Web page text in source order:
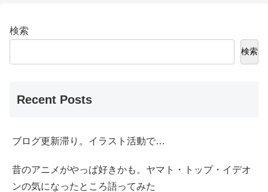
検索
検索
Recent Posts
ブログ更新滞り。イラスト活動で…
昔のアニメがやっぱ好きかも。ヤマト・トップ・イデオ
ンの気になったところ語ってみた